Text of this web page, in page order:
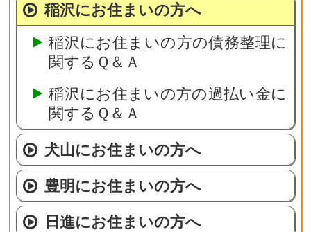
稲沢にお住まいの方へ
稲沢にお住まいの方の債務整理に
関するＱ＆Ａ
稲沢にお住まいの方の過払い金に
関するＱ＆Ａ
犬山にお住まいの方へ
豊明にお住まいの方へ
日進にお住まいの方へ